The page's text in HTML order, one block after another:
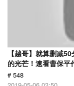
【越哥】就算删减
的光芒！速看曹保平
# 548